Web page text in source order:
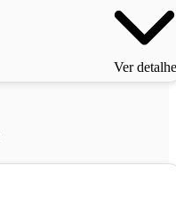
Ver